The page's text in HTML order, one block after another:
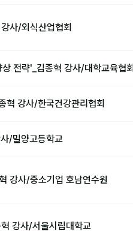
사/외식산업협회
전략'_김종혁 강사/대학교육협회
혁 강사/한국건강관리협회
/밀양고등학교
강사/중소기업 호남연수원
강사/서울시립대학교